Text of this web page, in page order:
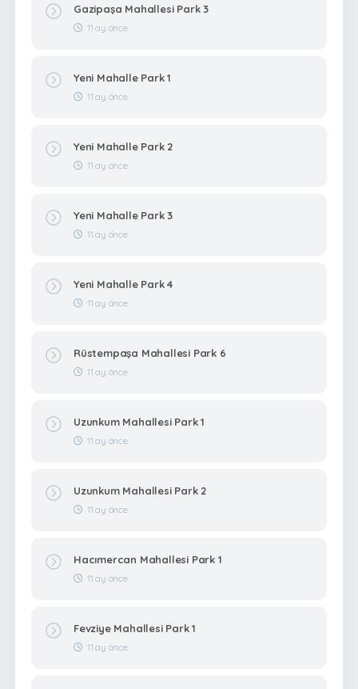
Gazipaşa Mahallesi Park 3
11 ay önce
Yeni Mahalle Park 1
11 ay önce
Yeni Mahalle Park 2
11 ay önce
Yeni Mahalle Park 3
11 ay önce
Yeni Mahalle Park 4
11 ay önce
Rüstempaşa Mahallesi Park 6
11 ay önce
Uzunkum Mahallesi Park 1
11 ay önce
Uzunkum Mahallesi Park 2
11 ay önce
Hacımercan Mahallesi Park 1
11 ay önce
Fevziye Mahallesi Park 1
11 ay önce